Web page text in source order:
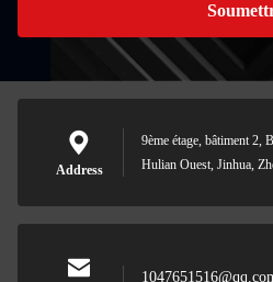
Address
9ème étage, bâtiment 2,
Hulian Ouest, Jinhua,